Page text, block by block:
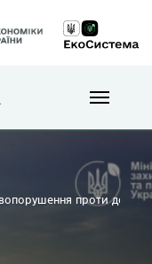
проти